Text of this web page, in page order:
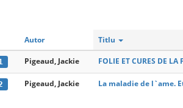
Autor Titlu
Pigeaud, Jackie FOLIE ET CURES DE
Pigeaud, Jackie La maladie de l`ame.